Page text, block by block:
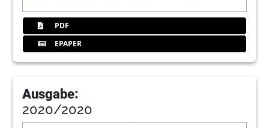
PDF
EPAPER
Ausgabe:
2020/2020